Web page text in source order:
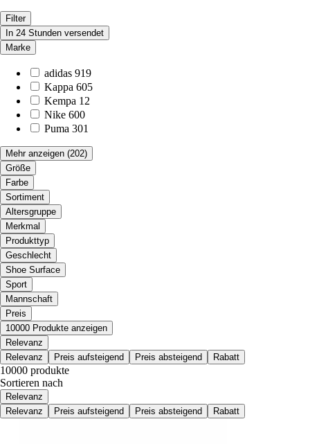
Filter
In 24 Stunden versendet
Marke
adidas 919
Kappa 605
Kempa 12
Nike 600
Puma 301
Mehr anzeigen (202)
Größe
Farbe
Sortiment
Altersgruppe
Merkmal
Produkttyp
Geschlecht
Shoe Surface
Sport
Mannschaft
Preis
10000 Produkte anzeigen
Relevanz
Relevanz
Preis aufsteigend Preis absteigend Rabatt
10000 produkte
Sortieren nach
Relevanz
Relevanz
Preis aufsteigend Preis absteigend Rabatt